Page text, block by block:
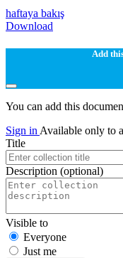
haftaya bakış
Download
Add
You can add this
Sign in Available only to
Title
Description (optional)
Visible to
Everyone
Just me